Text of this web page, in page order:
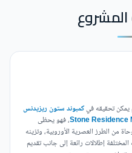
تحقيقه فيكمبوند ستون ريزيدنس
، فهو يحظى
من الطرز العصرية الأوروبية، وتزينه
إطلالات رائعة إلى جانب تقديم